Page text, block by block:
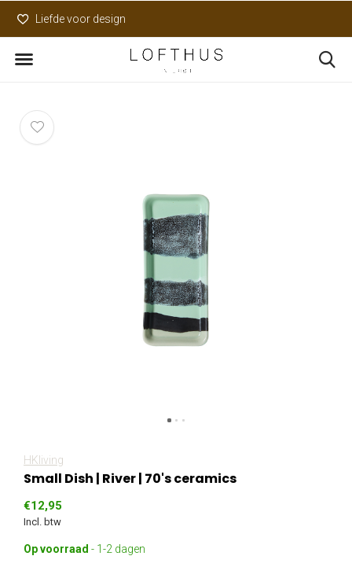
Liefde voor design
HKliving
Small Dish | River | 70's ceramics
€12,95
Incl. btw
Op voorraad - 1-2 dagen